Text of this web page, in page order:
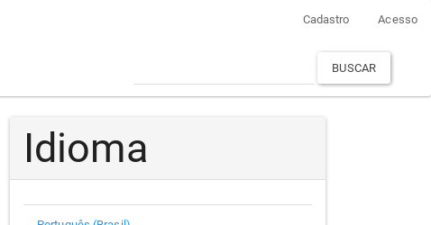
Cadastro Acesso
BUSCAR
Idioma